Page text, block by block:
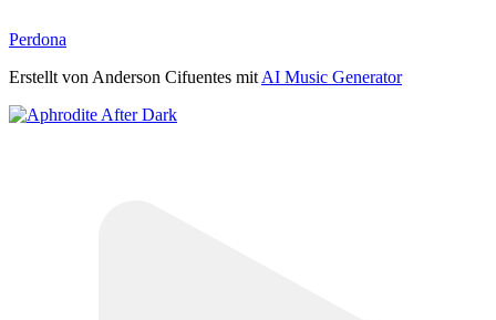
Perdona
Erstellt von Anderson Cifuentes mit AI Music Generator